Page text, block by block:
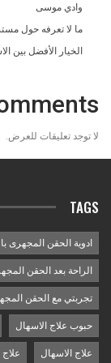
وادي موسى
ما لا تعرفه حول
الخيار الأفضل بين
لا توجد تعليقات للعرض.
TAGS
ادوية الحقن المجهرى
الراحة بعد الحقن
تجربتي مع الحقن
حبوب علاج الاسهال
علاج الاسهال